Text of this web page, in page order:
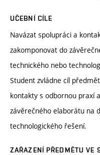
UČEBNÍ CÍLE
Navázat spolupráci a
zakomponovat do
technického nebo
Student zvládne cíl
kontakty s odbornou praxí
závěrečného elaborátu na
technologického řešení.
ZAŘAZENÍ PŘEDMĚTU VE